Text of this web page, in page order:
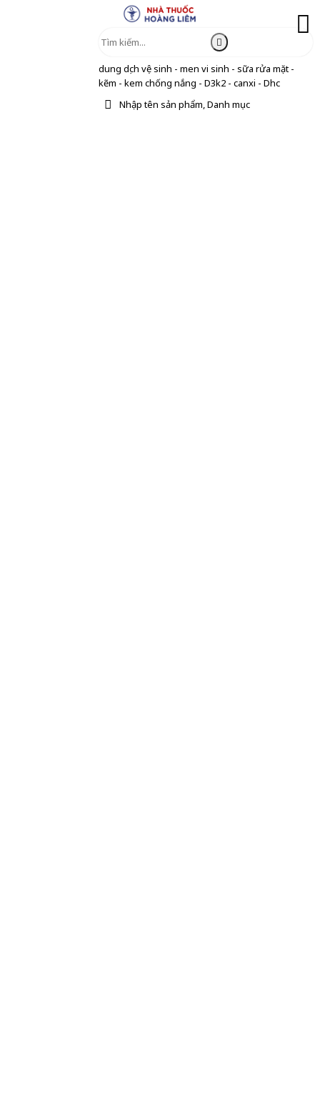
dung dịch vệ sinh - men vi sinh - sữa rửa mặt -
kẽm - kem chống nắng - D3k2 - canxi - Dhc
Nhập tên sản phẩm, Danh mục